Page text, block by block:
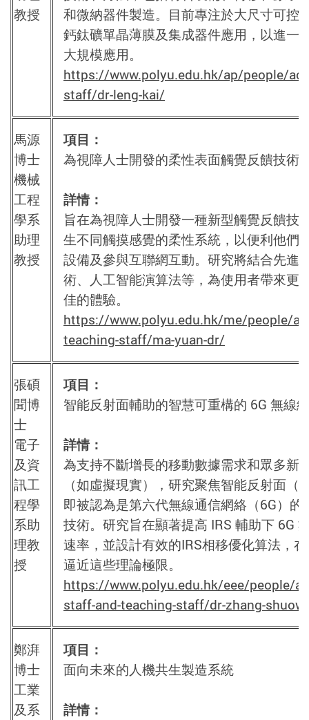
教授
和微納器件製造。目前專注於大尺寸可控
鈣鈦礦單晶薄膜及集成器件應用，以進一
大規模應用。
https://www.polyu.edu.hk/ap/people/
staff/dr-leng-kai/
馬源
博士
機械
工程
學系
助理
教授
項目：
為視障人士開發的柔性表面觸覺反饋技術
詳情：
旨在為視障人士開發一種新型觸覺反饋技
生不同觸摸感覺的柔性系統，以便利他們
設備及參與互聯網互動。研究將結合先進
術、人工智能演算法等，為使用者帶來更
佳的體驗。
https://www.polyu.edu.hk/me/people/
teaching-staff/ma-yuan-dr/
張碩
聞博
士
電子
及資
訊工
程學
系助
理教
授
項目：
智能反射面輔助的智慧可重構的 6G 無線
詳情：
為支持不斷增長的移動數據需求和眾多新
（如虛擬現實），研究聚焦智能反射面（
即被認為是第六代無線通信網絡（6G）的
技術。研究旨在顯著提高 IRS 輔助下 6G
速率，並設計有效的IRS相移優化算法，
逼近這些理論極限。
https://www.polyu.edu.hk/eee/people/
staff-and-teaching-staff/dr-zhang-
鄭湃
博士
工業
及系
項目：
面向未來的人機共生製造系統
詳情：